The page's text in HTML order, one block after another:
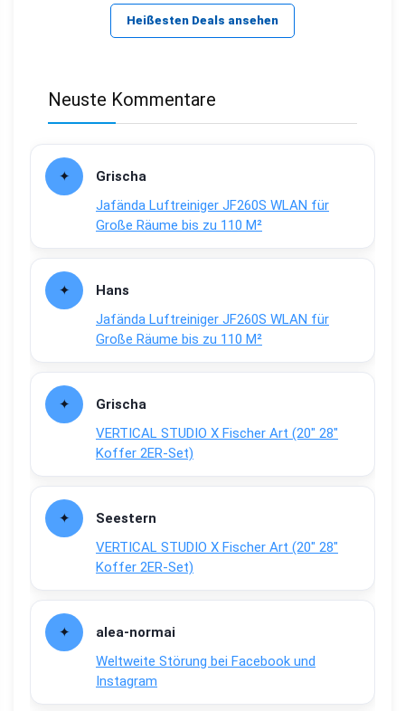
Heißesten Deals ansehen
Neuste Kommentare
Grischa
Jafända Luftreiniger JF260S WLAN für
Große Räume bis zu 110 M²
Hans
Jafända Luftreiniger JF260S WLAN für
Große Räume bis zu 110 M²
Grischa
VERTICAL STUDIO X Fischer Art (20″ 28″
Koffer 2ER-Set)
Seestern
VERTICAL STUDIO X Fischer Art (20″ 28″
Koffer 2ER-Set)
alea-normai
Weltweite Störung bei Facebook und
Instagram